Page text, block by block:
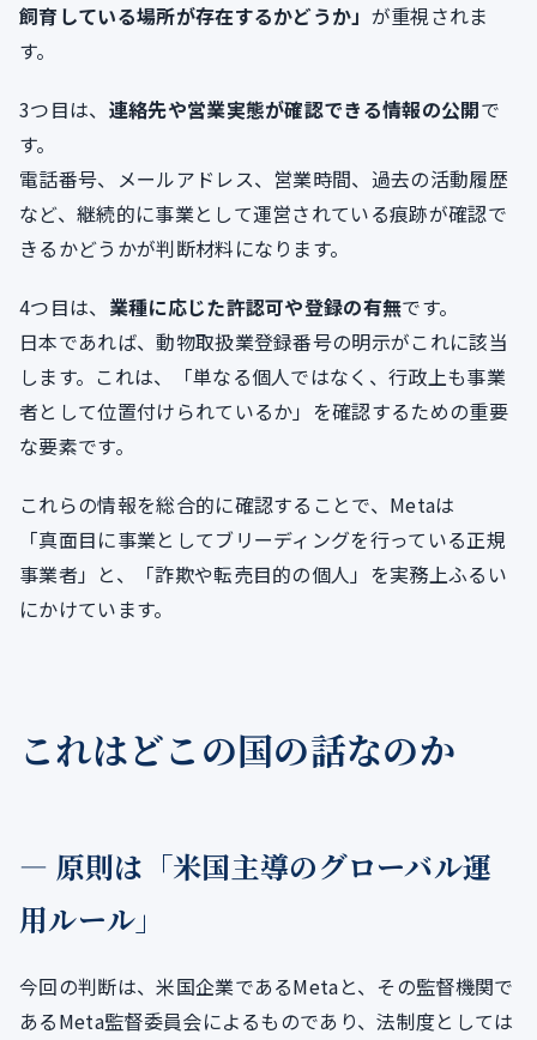
飼育している場所が存在するかどうか」 が重視されま
す。
3つ目は、 連絡先や営業実態が確認できる情報の公開で
す。
電話番号、メールアドレス、営業時間、過去の活動履歴
など、継続的に事業として運営されている痕跡が確認で
きるかどうかが判断材料になります。
4つ目は、 業種に応じた許認可や登録の有無です。
日本であれば、動物取扱業登録番号の明示がこれに該当
します。これは、「単なる個人ではなく、行政上も事業
者として位置付けられているか」を確認するための重要
な要素です。
これらの情報を総合的に確認することで、Metaは
「真面目に事業としてブリーディングを行っている正規
事業者」と、「詐欺や転売目的の個人」を実務上ふるい
にかけています。
これはどこの国の話なのか
― 原則は「米国主導のグローバル運
用ルール」
今回の判断は、米国企業であるMetaと、その監督機関で
あるMeta監督委員会によるものであり、法制度としては